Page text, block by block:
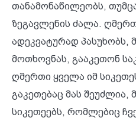
თანამონაწილეობს,
ზეგავლენის ძალა.
ადეკვატურად პასუხობს,
მოთხოვნას, გააკეთონ
ღმერთი ყველა იმ
გაკეთებაც მას შეუძლია,
სიკეთეებს, რომლებიც